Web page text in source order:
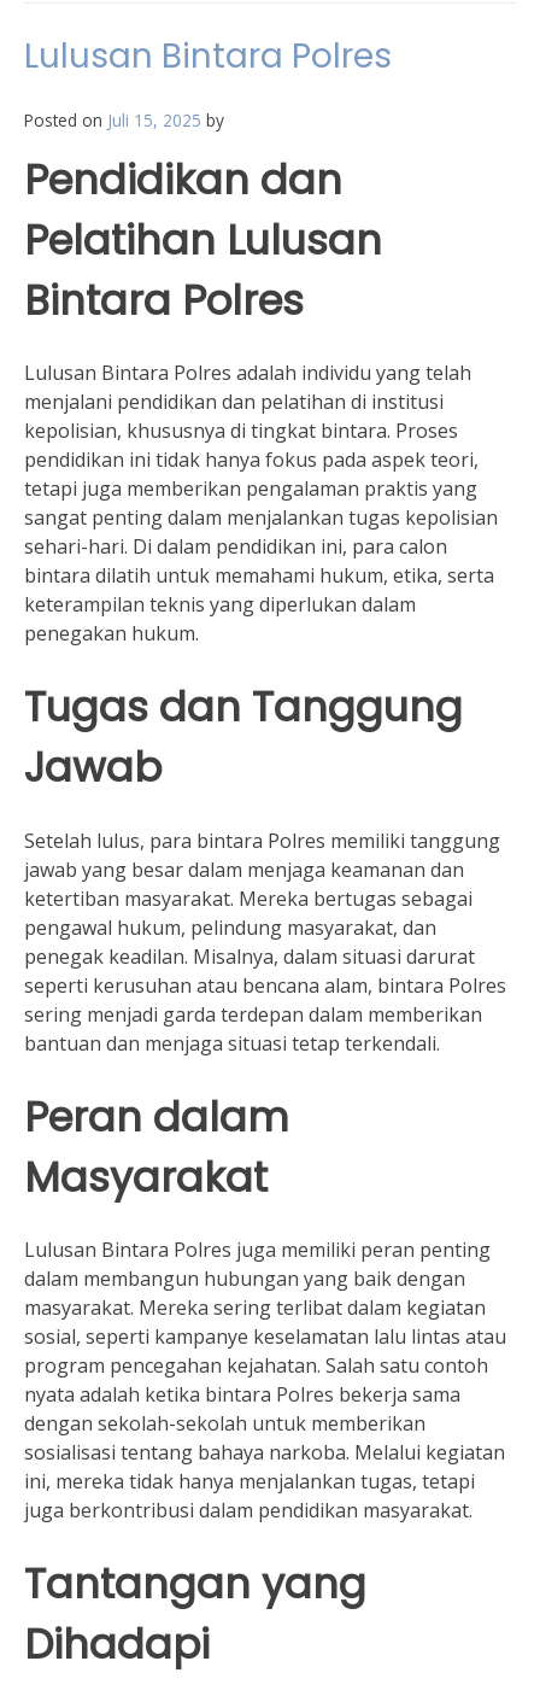
Lulusan Bintara Polres
Posted on Juli 15, 2025 by
Pendidikan dan
Pelatihan Lulusan
Bintara Polres
Lulusan Bintara Polres adalah individu yang telah
menjalani pendidikan dan pelatihan di institusi
kepolisian, khususnya di tingkat bintara. Proses
pendidikan ini tidak hanya fokus pada aspek teori,
tetapi juga memberikan pengalaman praktis yang
sangat penting dalam menjalankan tugas kepolisian
sehari-hari. Di dalam pendidikan ini, para calon
bintara dilatih untuk memahami hukum, etika, serta
keterampilan teknis yang diperlukan dalam
penegakan hukum.
Tugas dan Tanggung
Jawab
Setelah lulus, para bintara Polres memiliki tanggung
jawab yang besar dalam menjaga keamanan dan
ketertiban masyarakat. Mereka bertugas sebagai
pengawal hukum, pelindung masyarakat, dan
penegak keadilan. Misalnya, dalam situasi darurat
seperti kerusuhan atau bencana alam, bintara Polres
sering menjadi garda terdepan dalam memberikan
bantuan dan menjaga situasi tetap terkendali.
Peran dalam
Masyarakat
Lulusan Bintara Polres juga memiliki peran penting
dalam membangun hubungan yang baik dengan
masyarakat. Mereka sering terlibat dalam kegiatan
sosial, seperti kampanye keselamatan lalu lintas atau
program pencegahan kejahatan. Salah satu contoh
nyata adalah ketika bintara Polres bekerja sama
dengan sekolah-sekolah untuk memberikan
sosialisasi tentang bahaya narkoba. Melalui kegiatan
ini, mereka tidak hanya menjalankan tugas, tetapi
juga berkontribusi dalam pendidikan masyarakat.
Tantangan yang
Dihadapi